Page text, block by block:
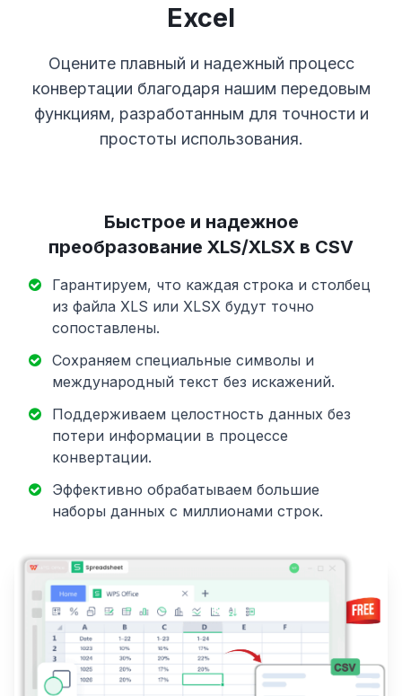
Excel
Оцените плавный и надежный процесс
конвертации благодаря нашим передовым
функциям, разработанным для точности и
простоты использования.
Быстрое и надежное
преобразование XLS/XLSX в CSV
Гарантируем, что каждая строка и столбец
из файла XLS или XLSX будут точно
сопоставлены.
Сохраняем специальные символы и
международный текст без искажений.
Поддерживаем целостность данных без
потери информации в процессе
конвертации.
Эффективно обрабатываем большие
наборы данных с миллионами строк.